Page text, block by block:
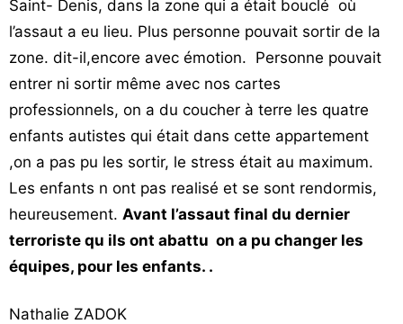
Saint- Denis, dans la zone qui a était bouclé où
l’assaut a eu lieu. Plus personne pouvait sortir de la
zone. dit-il,encore avec émotion. Personne pouvait
entrer ni sortir même avec nos cartes
professionnels, on a du coucher à terre les quatre
enfants autistes qui était dans cette appartement
,on a pas pu les sortir, le stress était au maximum.
Les enfants n ont pas realisé et se sont rendormis,
heureusement. Avant l’assaut final du dernier
terroriste qu ils ont abattu on a pu changer les
équipes, pour les enfants. .
Nathalie ZADOK